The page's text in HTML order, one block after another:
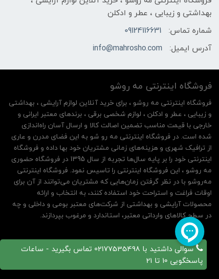
بهداشتی و زیبایی ، عطر و ادکلن
شماره تماس:
09124116631
آدرس ایمیل:
info@mahrosho.com
سوالی داشتید با 02177535498 تماس بگیرید - ساعات
پاسخگویی 10 تا 21
فروشگاه اینترنتی مه‌ رو‌شو
فروشگاه اینترنتی مه‌ رو‌شو ، برای خرید آنلاین لوازم آرایشی ، بهداشتی
و زیبایی ، عطر و ادکلن ، لوازم شخصی برقی ، برندهای معتبر ایرانی و
خارجی با قیمت مناسب تضمین اصالت کالا و ارسال آسان راه‌اندازی
شده است. در فروشگاه اینترنتی مه رو شو به این فضای مدرن و عاری
از ترافیک شهری و هزینه‌های زمانی مشتریان خود بها داده و فروشگاه
اینترنتی خود را بر پایه سال‌ها تجربه از سال 1395 در فروشگاه حضوری
مه روشو ، این فروشگاه اینترنتی را تاسیس نمود. فروشگاه اینترنتی
مه‌رو‌شو با در نظر گرفتن زمان‌هایی که مشتریان می‌توانند از آن‌ برای
اوقات فراغت و استراحت خود استفاده کنند، به انتخاب و ارائه
محصولات آرایشی و بهداشتی از شرکت‌های معتبر بومی و داخلی و چه
در سطح کالاهای وارداتی معتبر، استاندارد و مرغوب بپردازند.